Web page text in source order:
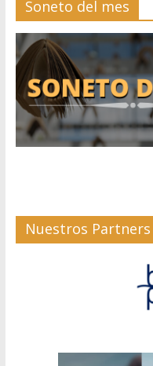
Soneto del mes
Nuestros Partners